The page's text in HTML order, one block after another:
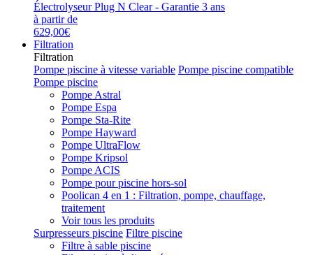
Électrolyseur Plug N Clear - Garantie 3 ans
à partir de
629,00€
Filtration
Filtration
Pompe piscine à vitesse variable Pompe piscine compatible
Pompe piscine
Pompe Astral
Pompe Espa
Pompe Sta-Rite
Pompe Hayward
Pompe UltraFlow
Pompe Kripsol
Pompe ACIS
Pompe pour piscine hors-sol
Poolican 4 en 1 : Filtration, pompe, chauffage,
traitement
Voir tous les produits
Surpresseurs piscine Filtre piscine
Filtre à sable piscine